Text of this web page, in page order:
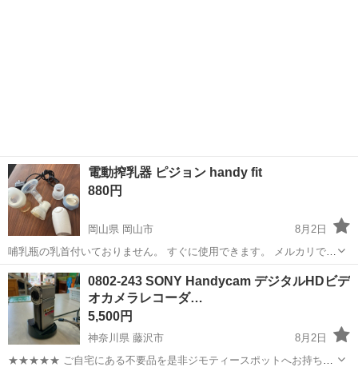
電動搾乳器 ピジョン handy fit
880円
岡山県 岡山市
8月2日
哺乳瓶の乳首付いておりません。 すぐに使用できます。 メルカリで購
入させていただき、3ヶ月ほど使用しておりました。 まだまだ使用し
ていただける状態です。 とても使いやすかったです。 さく乳ステップ
とさく乳準備ステッ...
岡山 岡山市
0802-243 SONY Handycam デジタルHDビデ
オカメラレコーダ…
5,500円
神奈川県 藤沢市
8月2日
★★★★★ ご自宅にある不要品を是非ジモティースポットへお持ち込